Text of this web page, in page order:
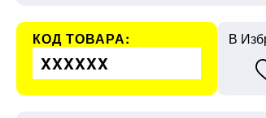
КОД ТОВАРА:
XXXXXX
В